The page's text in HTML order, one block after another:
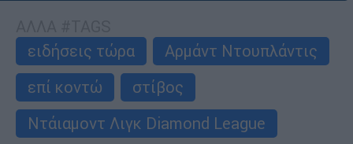
ειδήσεις τώρα
Αρμάντ Ντουπλάντις
επί κοντώ
στίβος
Ντάιαμοντ Λιγκ Diamond League